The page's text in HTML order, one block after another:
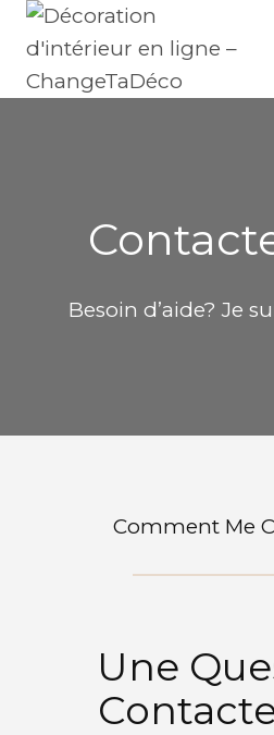
Skip
content
Besoin d’aide? Je
Comment Me
Une